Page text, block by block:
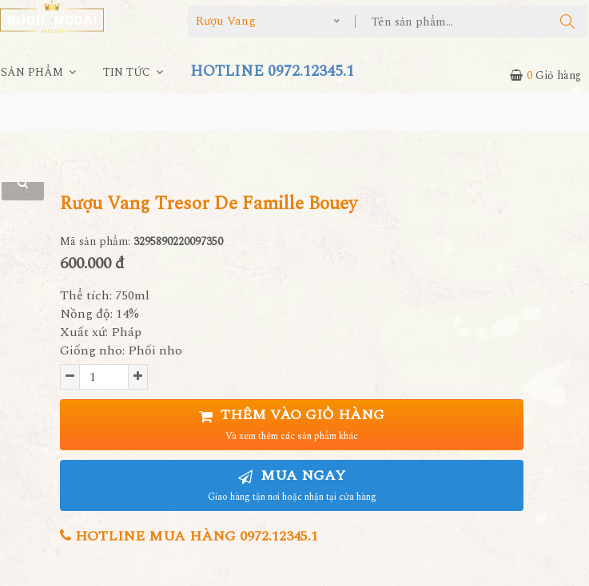
Rượu Vang
SẢN PHẨM TIN TỨC HOTLINE 0972.12345.1 0Giỏ hàng
Rượu Vang Tresor De Famille Bouey
Mã sản phẩm: 3295890220097350
600.000 đ
Thể tích: 750ml
Nồng độ: 14%
Xuất xứ: Pháp
Giống nho: Phối nho
THÊM VÀO GIỎ HÀNG
Và xem thêm các sản phẩm khác
MUA NGAY
Giao hàng tận nơi hoặc nhận tại cửa hàng
HOTLINE MUA HÀNG 0972.12345.1